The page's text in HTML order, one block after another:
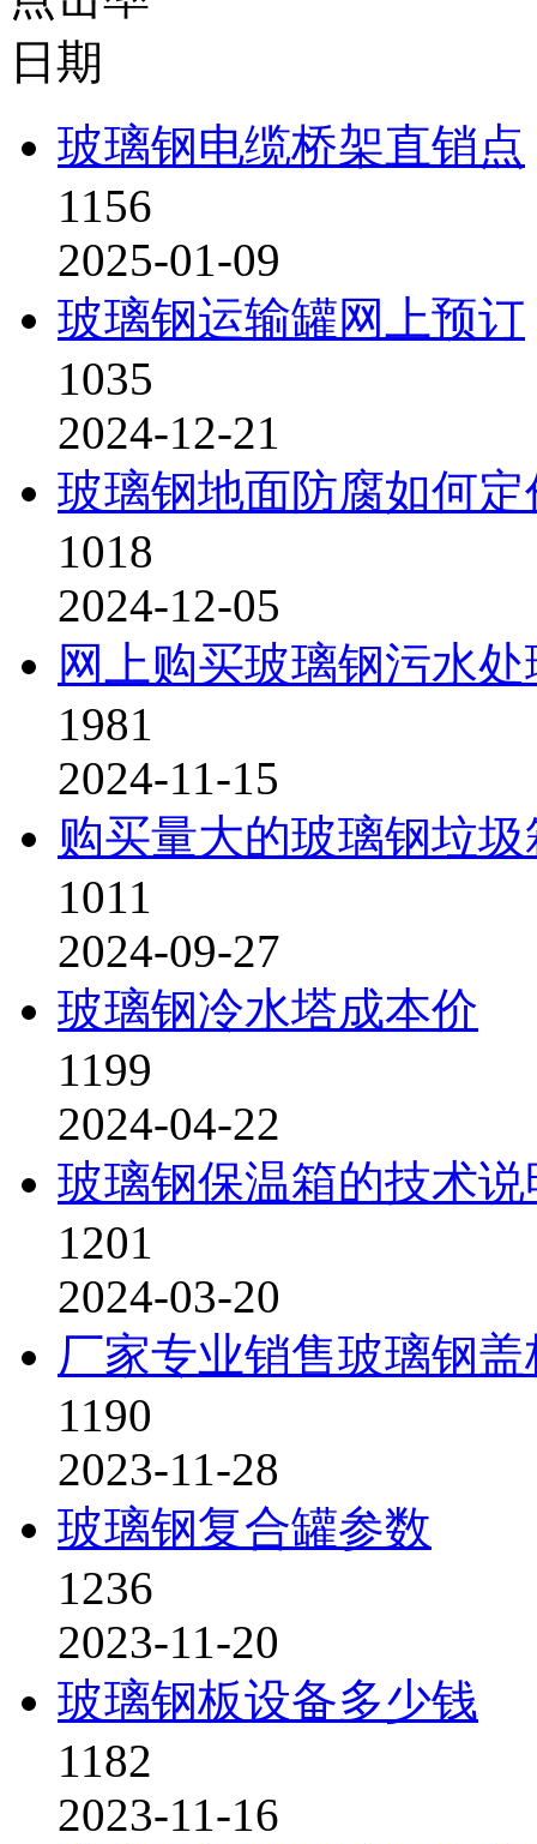
日期
玻璃钢电缆桥架直销点
1156
2025-01-09
玻璃钢运输罐网上预订
1035
2024-12-21
玻璃钢地面防腐如何定
1018
2024-12-05
网上购买玻璃钢污水
1981
2024-11-15
购买量大的玻璃钢垃圾
1011
2024-09-27
玻璃钢冷水塔成本价
1199
2024-04-22
玻璃钢保温箱的技术说
1201
2024-03-20
厂家专业销售玻璃钢盖
1190
2023-11-28
玻璃钢复合罐参数
1236
2023-11-20
玻璃钢板设备多少钱
1182
2023-11-16